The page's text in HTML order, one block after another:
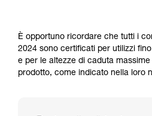
informazioni
capire queste ulteriori
La padronanza di queste
formazione ed un
È opportuno ricordare che tutti i
2024 sono certificati per utilizzi
e per le altezze di caduta
prodotto, come indicato nella loro